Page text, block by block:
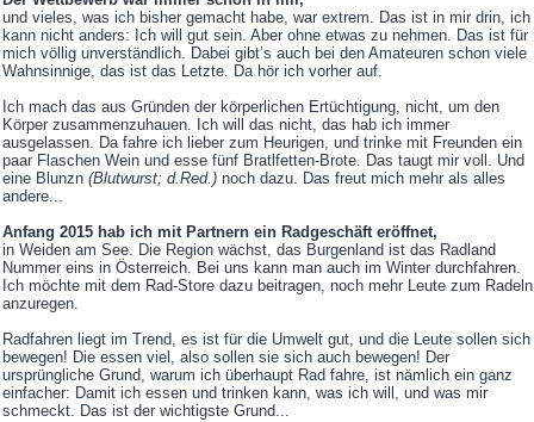
und vieles, was ich bisher gemacht habe, war extrem. Das ist in mir drin, ich
kann nicht anders: Ich will gut sein. Aber ohne etwas zu nehmen. Das ist für
mich völlig unverständlich. Dabei gibt’s auch bei den Amateuren schon viele
Wahnsinnige, das ist das Letzte. Da hör ich vorher auf.
Ich mach das aus Gründen der körperlichen Ertüchtigung, nicht, um den
Körper zusammenzuhauen. Ich will das nicht, das hab ich immer
ausgelassen. Da fahre ich lieber zum Heurigen, und trinke mit Freunden ein
paar Flaschen Wein und esse fünf Bratlfetten-Brote. Das taugt mir voll. Und
eine Blunzn (Blutwurst; d.Red.) noch dazu. Das freut mich mehr als alles
andere...
Anfang 2015 hab ich mit Partnern ein Radgeschäft eröffnet,
in Weiden am See. Die Region wächst, das Burgenland ist das Radland
Nummer eins in Österreich. Bei uns kann man auch im Winter durchfahren.
Ich möchte mit dem Rad-Store dazu beitragen, noch mehr Leute zum Radeln
anzuregen.
Radfahren liegt im Trend, es ist für die Umwelt gut, und die Leute sollen sich
bewegen! Die essen viel, also sollen sie sich auch bewegen! Der
ursprüngliche Grund, warum ich überhaupt Rad fahre, ist nämlich ein ganz
einfacher: Damit ich essen und trinken kann, was ich will, und was mir
schmeckt. Das ist der wichtigste Grund...